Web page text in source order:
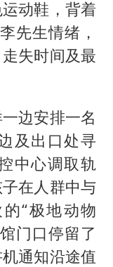
动鞋，背着
先生情绪，
失时间及最
边安排一名
及出口处寻
中心调取轨
在人群中与
“极地动物
门口停留了
通知沿途值